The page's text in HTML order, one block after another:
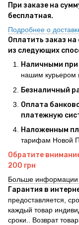
При заказе на
бесплатная.
Подробнее о
Оплатить заказ
из следующих
Наличными при
нашим курьером
Безналичный
Оплата
платежную
Наложенным
тарифам Новой
Обратите
200 грн
Больше информации
Гарантия в
предоставляется,
каждый товар
сроки.. Возврат